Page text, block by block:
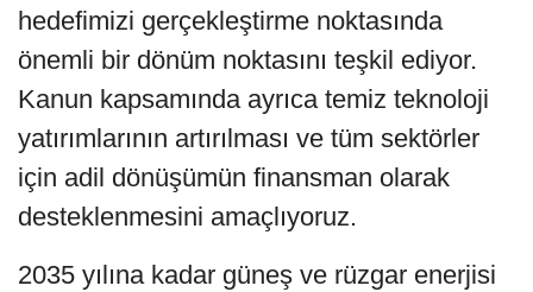
hedefimizi gerçekleştirme noktasında
önemli bir dönüm noktasını teşkil ediyor.
Kanun kapsamında ayrıca temiz teknoloji
yatırımlarının artırılması ve tüm sektörler
için adil dönüşümün finansman olarak
desteklenmesini amaçlıyoruz.
2035 yılına kadar güneş ve rüzgar enerjisi